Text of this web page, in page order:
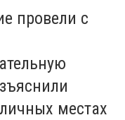
провели с
местах